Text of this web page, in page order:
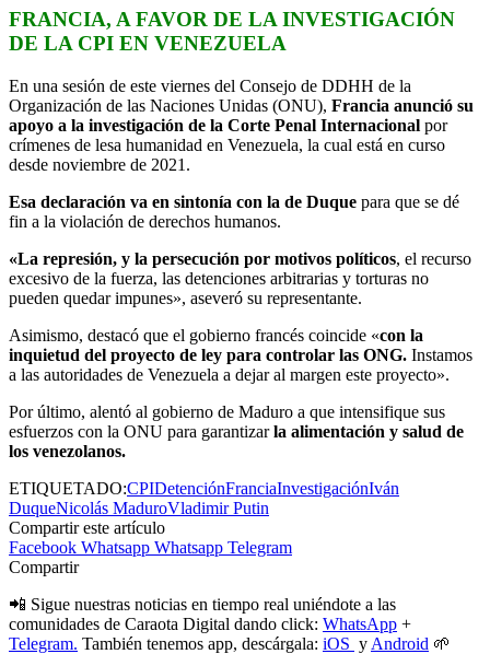
FRANCIA, A FAVOR DE LA INVESTIGACIÓN
DE LA CPI EN VENEZUELA
En una sesión de este viernes del Consejo de DDHH de la
Organización de las Naciones Unidas (ONU), Francia anunció su
apoyo a la investigación de la Corte Penal Internacional por
crímenes de lesa humanidad en Venezuela, la cual está en curso
desde noviembre de 2021.
Esa declaración va en sintonía con la de Duque para que se dé
fin a la violación de derechos humanos.
«La represión, y la persecución por motivos políticos, el recurso
excesivo de la fuerza, las detenciones arbitrarias y torturas no
pueden quedar impunes», aseveró su representante.
Asimismo, destacó que el gobierno francés coincide «con la
inquietud del proyecto de ley para controlar las ONG. Instamos
a las autoridades de Venezuela a dejar al margen este proyecto».
Por último, alentó al gobierno de Maduro a que intensifique sus
esfuerzos con la ONU para garantizarla alimentación y salud de
los venezolanos.
ETIQUETADO:CPIDetenciónFranciaInvestigaciónIván
DuqueNicolás MaduroVladimir Putin
Compartir este artículo
Facebook Whatsapp Whatsapp Telegram
Compartir
📲 Sigue nuestras noticias en tiempo real uniéndote a las
comunidades de Caraota Digital dando click: WhatsApp +
Telegram. También tenemos app, descárgala: iOS y Android 🌱